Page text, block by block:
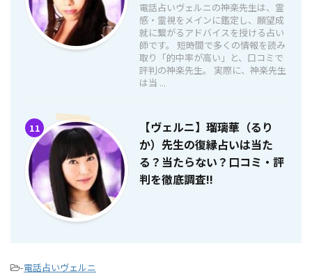
電話占いヴェルニの神楽先生は、霊
感・霊視をメインに鑑定し、願望成
就に繋がるアドバイスを授ける占い
師です。 短時間で多くの情報を読み
取り「的中率が高い」と、口コミで
評判の神楽先生。 実際に、神楽先生
は当 ...
11
【ヴェルニ】瑠璃華（るり
か）先生の復縁占いは当た
る？当たらない？口コミ・評
判を徹底調査!!
-電話占いヴェルニ